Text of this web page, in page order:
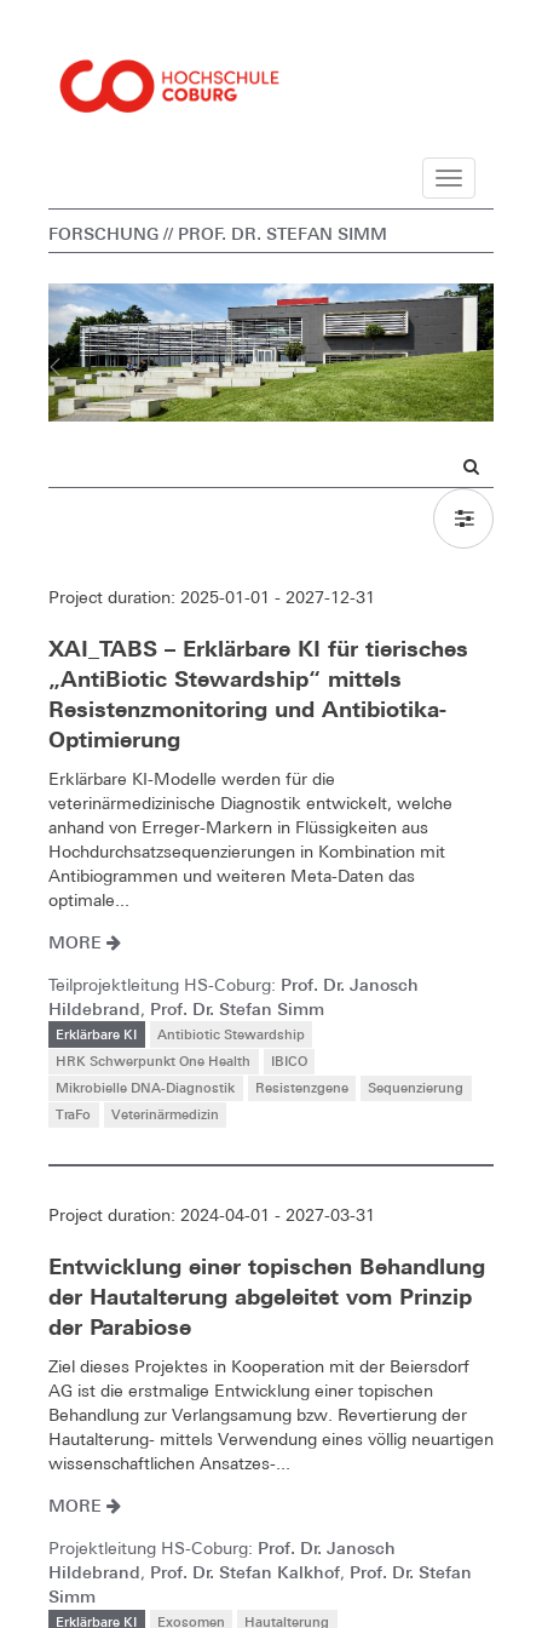
Navigation
FORSCHUNG // PROF. DR. STEFAN SIMM
Project duration: 2025-01-01 - 2027-12-31
XAI_TABS – Erklärbare KI für tierisches
„AntiBiotic Stewardship“ mittels
Resistenzmonitoring und Antibiotika-
Optimierung
Erklärbare KI-Modelle werden für die
veterinärmedizinische Diagnostik entwickelt, welche
anhand von Erreger-Markern in Flüssigkeiten aus
Hochdurchsatzsequenzierungen in Kombination mit
Antibiogrammen und weiteren Meta-Daten das
optimale...
MORE
Teilprojektleitung HS-Coburg: Prof. Dr. Janosch
Hildebrand, Prof. Dr. Stefan Simm
Erklärbare KI
Antibiotic Stewardship
HRK Schwerpunkt One Health
IBICO
Mikrobielle DNA-Diagnostik
Resistenzgene
Sequenzierung
TraFo
Veterinärmedizin
Project duration: 2024-04-01 - 2027-03-31
Entwicklung einer topischen Behandlung
der Hautalterung abgeleitet vom Prinzip
der Parabiose
Ziel dieses Projektes in Kooperation mit der Beiersdorf
AG ist die erstmalige Entwicklung einer topischen
Behandlung zur Verlangsamung bzw. Revertierung der
Hautalterung- mittels Verwendung eines völlig neuartigen
wissenschaftlichen Ansatzes-...
MORE
Projektleitung HS-Coburg: Prof. Dr. Janosch
Hildebrand, Prof. Dr. Stefan Kalkhof, Prof. Dr. Stefan
Simm
Erklärbare KI Exosomen Hautalterung